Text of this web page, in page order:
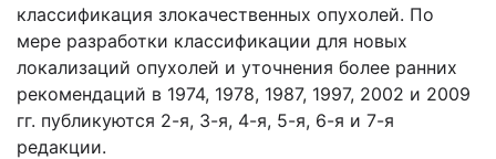
классификация злокачественных опухолей. По
мере разработки классификации для новых
локализаций опухолей и уточнения более ранних
рекомендаций в 1974, 1978, 1987, 1997, 2002 и 2009
гг. публикуются 2-я, 3-я, 4-я, 5-я, 6-я и 7-я
редакции.